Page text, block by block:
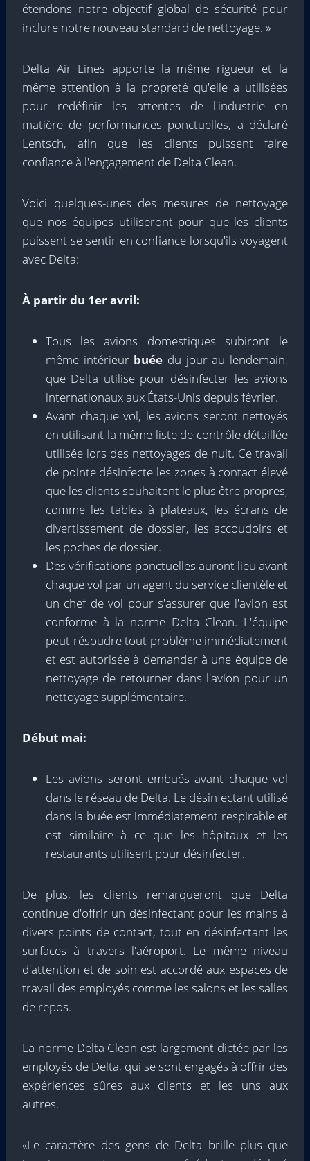
étendons notre objectif global de sécurité pour
inclure notre nouveau standard de nettoyage. »
Delta Air Lines apporte la même rigueur et la
même attention à la propreté qu'elle a utilisées
pour redéfinir les attentes de l'industrie en
matière de performances ponctuelles, a déclaré
Lentsch, afin que les clients puissent faire
confiance à l'engagement de Delta Clean.
Voici quelques-unes des mesures de nettoyage
que nos équipes utiliseront pour que les clients
puissent se sentir en confiance lorsqu'ils voyagent
avec Delta:
À partir du 1er avril:
Tous les avions domestiques subiront le
même intérieur buée du jour au lendemain,
que Delta utilise pour désinfecter les avions
internationaux aux États-Unis depuis février.
Avant chaque vol, les avions seront nettoyés
en utilisant la même liste de contrôle détaillée
utilisée lors des nettoyages de nuit. Ce travail
de pointe désinfecte les zones à contact élevé
que les clients souhaitent le plus être propres,
comme les tables à plateaux, les écrans de
divertissement de dossier, les accoudoirs et
les poches de dossier.
Des vérifications ponctuelles auront lieu avant
chaque vol par un agent du service clientèle et
un chef de vol pour s'assurer que l'avion est
conforme à la norme Delta Clean. L'équipe
peut résoudre tout problème immédiatement
et est autorisée à demander à une équipe de
nettoyage de retourner dans l'avion pour un
nettoyage supplémentaire.
Début mai:
Les avions seront embués avant chaque vol
dans le réseau de Delta. Le désinfectant utilisé
dans la buée est immédiatement respirable et
est similaire à ce que les hôpitaux et les
restaurants utilisent pour désinfecter.
De plus, les clients remarqueront que Delta
continue d'offrir un désinfectant pour les mains à
divers points de contact, tout en désinfectant les
surfaces à travers l'aéroport. Le même niveau
d'attention et de soin est accordé aux espaces de
travail des employés comme les salons et les salles
de repos.
La norme Delta Clean est largement dictée par les
employés de Delta, qui se sont engagés à offrir des
expériences sûres aux clients et les uns aux
autres.
«Le caractère des gens de Delta brille plus que